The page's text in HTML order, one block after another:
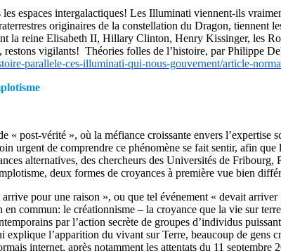
espaces intergalactiques! Les Illuminati viennent-ils
originaires de la constellation du Dragon, tiennent
la reine Elisabeth II, Hillary Clinton, Henry Kissinger, les
vigilants! Théories folles de l’histoire, par Philippe
parallele-ces-illuminati-qui-nous-gouvernent/article-
« post-vérité », où la méfiance croissante envers
urgent de comprendre ce phénomène se fait sentir, afin
alternatives, des chercheurs des Universités de
deux formes de croyances à première vue bien
pour une raison », ou que tel événement « devait
commun: le créationnisme – la croyance que la vie sur
par l’action secrète de groupes d’individus
l’apparition du vivant sur Terre, beaucoup de gens
internet, après notamment les attentats du 11